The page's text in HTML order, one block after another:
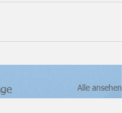
Alle ansehen